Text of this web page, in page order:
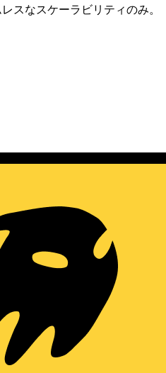
スなスケーラビリティのみ。